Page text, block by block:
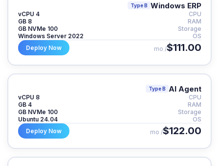
Windows ERP
Type B
CPU
4 vCPU
RAM
8 GB
Storage
100 GB NVMe
OS
Windows Server 2022
$111.00
/ mo
Deploy Now
AI Agent
Type B
CPU
8 vCPU
RAM
4 GB
Storage
100 GB NVMe
OS
Ubuntu 24.04
$122.00
/ mo
Deploy Now